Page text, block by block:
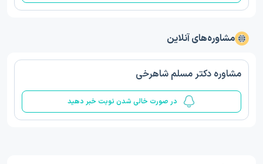
مشاوره‌های آنلاین
مشاوره دکتر مسلم شاهرخی
در صورت خالی شدن نوبت خبر دهید